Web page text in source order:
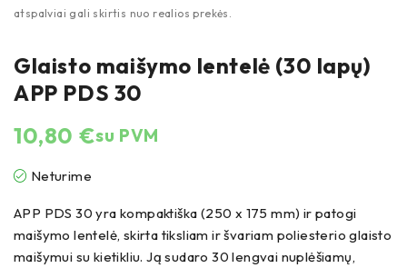
Glaisto maišymo lentelė (30 lapų)
APP PDS 30
10,80 €su PVM
Neturime
APP PDS 30 yra kompaktiška (250 x 175 mm) ir patogi
maišymo lentelė, skirta tiksliam ir švariam poliesterio glaisto
maišymui su kietikliu. Ją sudaro 30 lengvai nuplėšiamų,